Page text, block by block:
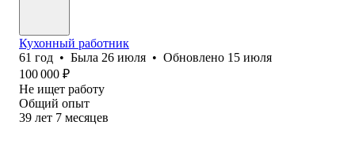
Кухонный работник
61 год • Была 26 июля • Обновлено 15 июля
100 000 ₽
Не ищет работу
Общий опыт
39 лет 7 месяцев